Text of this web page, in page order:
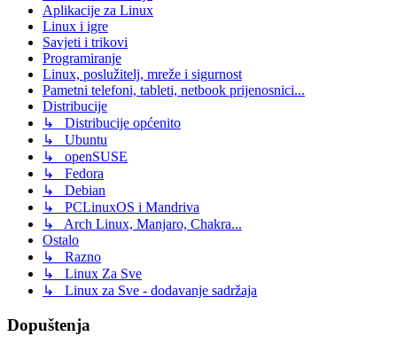
Aplikacije za Linux
Linux i igre
Savjeti i trikovi
Programiranje
Linux, poslužitelj, mreže i sigurnost
Pametni telefoni, tableti, netbook prijenosnici...
Distribucije
↳ Distribucije općenito
↳ Ubuntu
↳ openSUSE
↳ Fedora
↳ Debian
↳ PCLinuxOS i Mandriva
↳ Arch Linux, Manjaro, Chakra...
Ostalo
↳ Razno
↳ Linux Za Sve
↳ Linux za Sve - dodavanje sadržaja
Dopuštenja